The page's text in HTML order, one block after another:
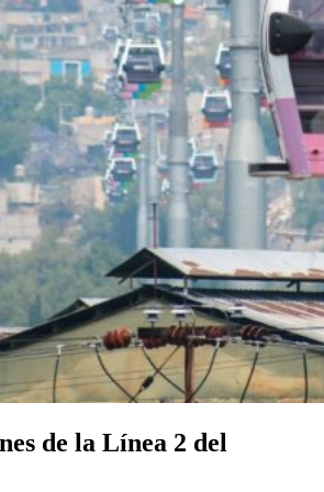
de la Línea 2 del